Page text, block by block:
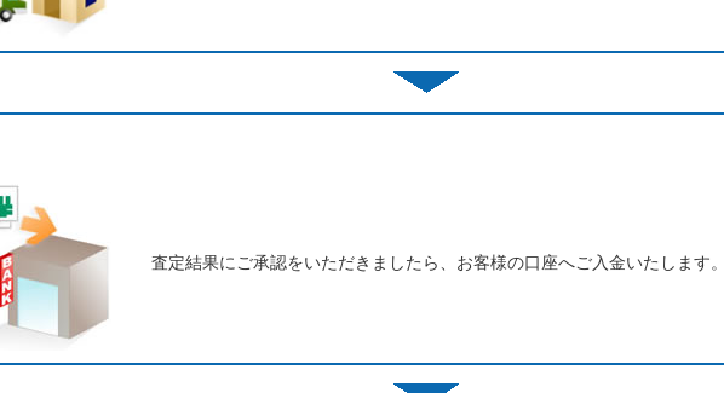
査定結果にご承認をいただきましたら、お客様の口座へご入金いたします。